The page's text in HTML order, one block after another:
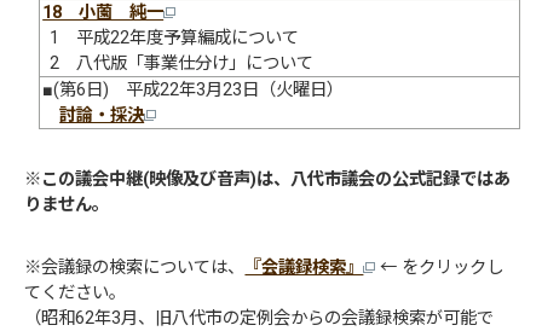
18 小薗 純一
1 平成22年度予算編成について
2 八代版「事業仕分け」について
■(第6日) 平成22年3月23日（火曜日）
討論・採決
※この議会中継(映像及び音声)は、八代市議会の公式記録ではあ
りません。
※会議録の検索については、 『会議録検索』
← をクリックし
てください。
（昭和62年3月、旧八代市の定例会からの会議録検索が可能で